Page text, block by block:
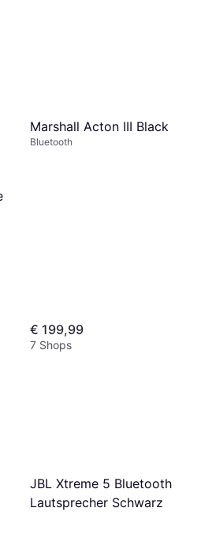
Marshall Acton III Black
Bluetooth
€ 199,99
7 Shops
JBL Xtreme 5 Bluetooth
Lautsprecher Schwarz